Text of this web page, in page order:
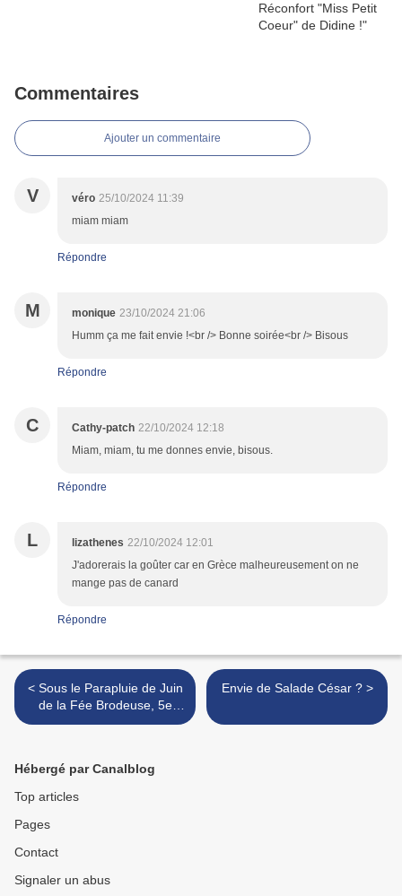
Commentaires
Ajouter un commentaire
V véro 25/10/2024 11:39
miam miam
Répondre
M monique 23/10/2024 21:06
Humm ça me fait envie !<br /> Bonne soirée<br /> Bisous
Répondre
C Cathy-patch 22/10/2024 12:18
Miam, miam, tu me donnes envie, bisous.
Répondre
L lizathenes 22/10/2024 12:01
J'adorerais la goûter car en Grèce malheureusement on ne
mange pas de canard
Répondre
< Sous le Parapluie de Juin
de la Fée Brodeuse, 5e
inscrite
Envie de Salade César ? >
Hébergé par Canalblog
Top articles
Pages
Contact
Signaler un abus